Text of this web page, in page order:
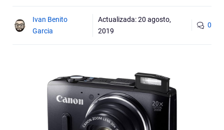
Ivan Benito
Garcia
Actualizada:20 agosto,
2019
0